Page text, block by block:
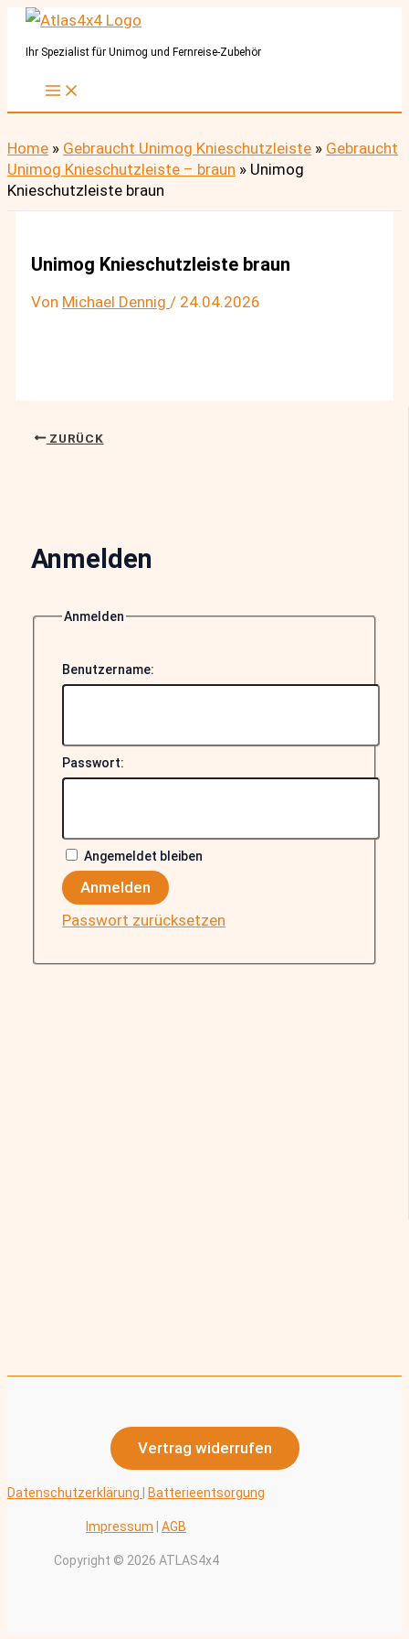
Zum
InhaltIhr Spezialist für Unimog und Fernreise-Zubehör
Home » Gebraucht Unimog Knieschutzleiste » Gebraucht
Unimog Knieschutzleiste – braun » Unimog
Knieschutzleiste braun
Unimog Knieschutzleiste braun
Von Michael Dennig/ 24.04.2026
ZURÜCK
Anmelden
Anmelden
Benutzername:
Passwort:
Angemeldet bleiben
Anmelden
Passwort zurücksetzen
Vertrag widerrufen
Datenschutzerklärung Batterieentsorgung
Impressum AGB
Copyright © 2026 ATLAS4x4